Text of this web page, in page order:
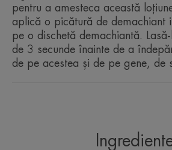
Avantaj
• DEMACHIANT: îndepărtează
pentru a amesteca această
aplică o picătură de demachiant
pe o dischetă demachiantă.
de 3 secunde înainte de a
de pe acestea și de pe gene, de